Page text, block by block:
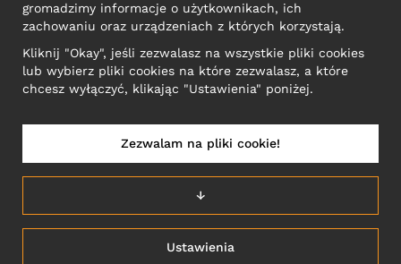
ADRES KONTAKTOWY
Narva mnt 5, EE-10117 Tallinn
Reg: 12356245
POLSKA/POLSKI
gromadzimy informacje o użytkownikach, ich
zachowaniu oraz urządzeniach z których korzystają.
Kliknij "Okay", jeśli zezwalasz na wszystkie pliki cookies
lub wybierz pliki cookies na które zezwalasz, a które
chcesz wyłączyć, klikając "Ustawienia" poniżej.
Ustawienia
↓
Zezwalam na pliki cookie!